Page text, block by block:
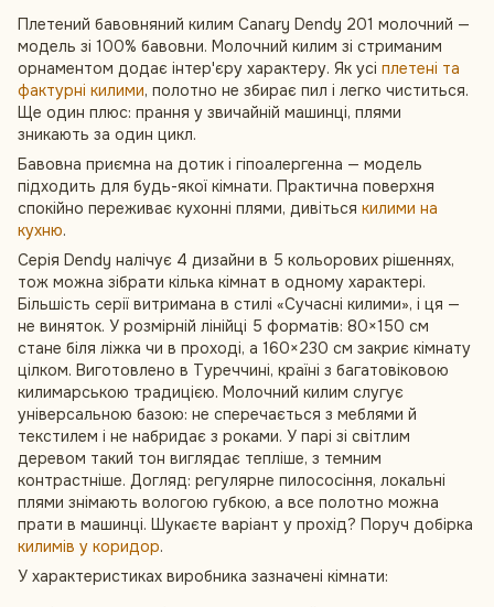
Плетений бавовняний килим Canary Dendy 201 молочний —
модель зі 100% бавовни. Молочний килим зі стриманим
орнаментом додає інтер'єру характеру. Як усі плетені та
фактурні килими, полотно не збирає пил і легко чиститься.
Ще один плюс: прання у звичайній машинці, плями
зникають за один цикл.
Бавовна приємна на дотик і гіпоалергенна — модель
підходить для будь-якої кімнати. Практична поверхня
спокійно переживає кухонні плями, дивіться килими на
кухню.
Серія Dendy налічує 4 дизайни в 5 кольорових рішеннях,
тож можна зібрати кілька кімнат в одному характері.
Більшість серії витримана в стилі «Сучасні килими», і ця —
не виняток. У розмірній лінійці 5 форматів: 80×150 см
стане біля ліжка чи в проході, а 160×230 см закриє кімнату
цілком. Виготовлено в Туреччині, країні з багатовіковою
килимарською традицією. Молочний килим слугує
універсальною базою: не сперечається з меблями й
текстилем і не набридає з роками. У парі зі світлим
деревом такий тон виглядає тепліше, з темним
контрастніше. Догляд: регулярне пилососіння, локальні
плями знімають вологою губкою, а все полотно можна
прати в машинці. Шукаєте варіант у прохід? Поруч добірка
килимів у коридор.
У характеристиках виробника зазначені кімнати: